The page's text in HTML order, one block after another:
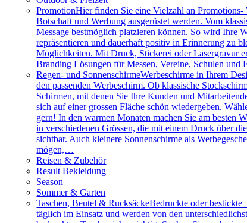
PromotionHier finden Sie eine Vielzahl an
Botschaft und Werbung ausgerüstet werden. Vom
Message bestmöglich platzieren können. So wird Ihre
repräsentieren und dauerhaft positiv in Erinnerung zu
Möglichkeiten. Mit Druck, Stickerei oder Lasergravur
Branding Lösungen für Messen, Vereine, Schulen
Regen- und SonnenschirmeWerbeschirme in Ihrem
den passenden Werbeschirm. Ob klassische
Schirmen, mit denen Sie Ihre Kunden und
sich auf einer grossen Fläche schön wiedergeben.
gern! In den warmen Monaten machen Sie am besten
in verschiedenen Grössen, die mit einem Druck über
sichtbar. Auch kleinere Sonnenschirme als
mögen,…
Reisen & Zubehör
Result Bekleidung
Season
Sommer & Garten
Taschen, Beutel & RucksäckeBedruckte oder bestickte
täglich im Einsatz und werden von den